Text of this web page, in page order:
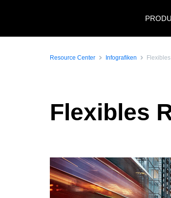
Resource Center Infografiken
Flexibles